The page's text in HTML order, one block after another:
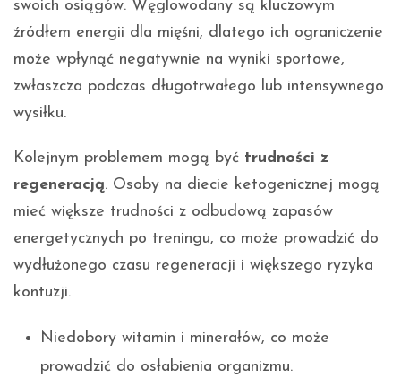
swoich osiągów. Węglowodany są kluczowym
źródłem energii dla mięśni, dlatego ich ograniczenie
może wpłynąć negatywnie na wyniki sportowe,
zwłaszcza podczas długotrwałego lub intensywnego
wysiłku.
Kolejnym problemem mogą być trudności z
regeneracją. Osoby na diecie ketogenicznej mogą
mieć większe trudności z odbudową zapasów
energetycznych po treningu, co może prowadzić do
wydłużonego czasu regeneracji i większego ryzyka
kontuzji.
Niedobory witamin i minerałów, co może
prowadzić do osłabienia organizmu.